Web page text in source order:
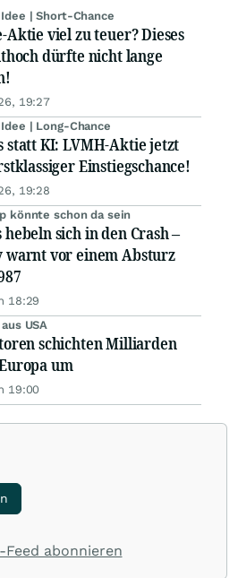
| Short-Chance
Aktie viel zu teuer? Dieses
dürfte nicht lange
19:27
| Long-Chance
statt KI: LVMH-Aktie jetzt
Einstiegschance!
19:28
könnte schon da sein
hebeln sich in den Crash –
warnt vor einem Absturz
18:29
USA
schichten Milliarden
um
19:00
Feed abonnieren